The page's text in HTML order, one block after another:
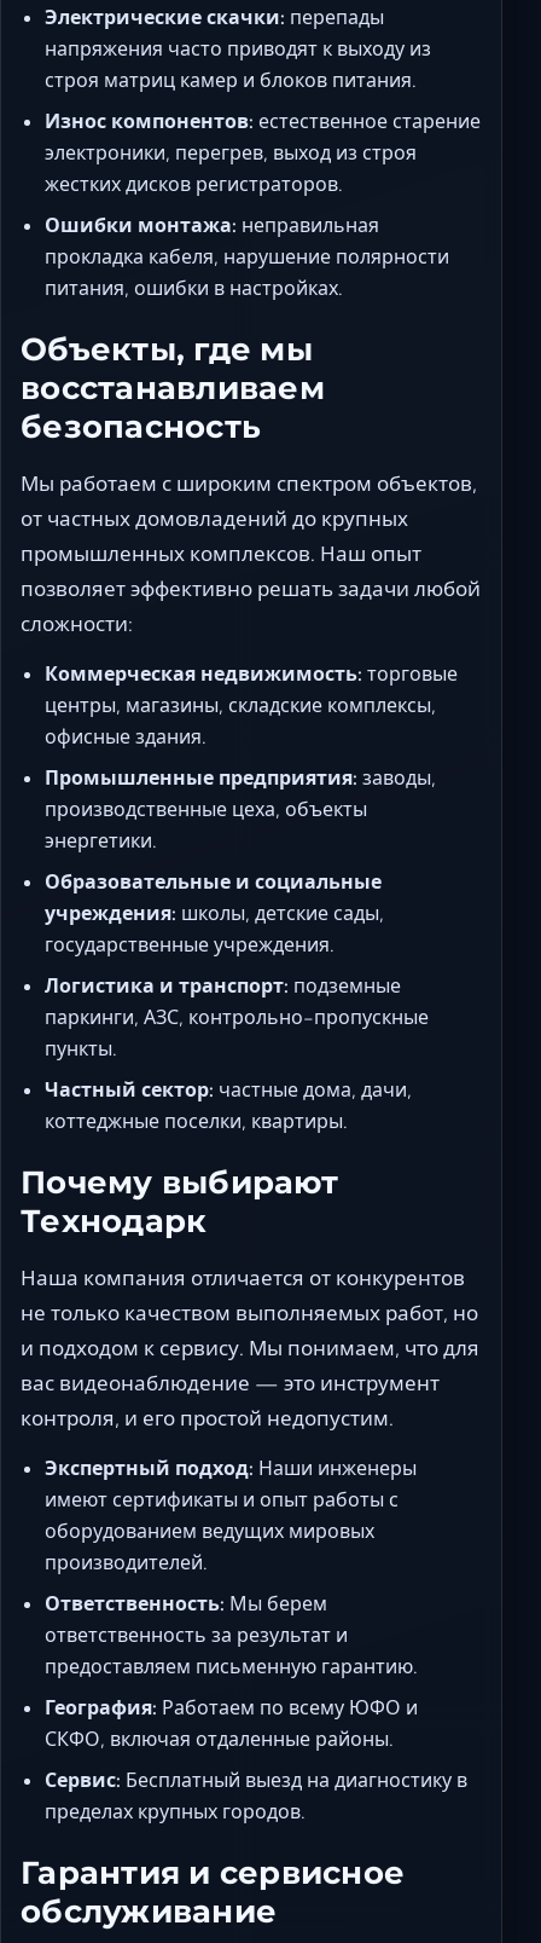
Электрические скачки: перепады
напряжения часто приводят к выходу из
строя матриц камер и блоков питания.
Износ компонентов: естественное старение
электроники, перегрев, выход из строя
жестких дисков регистраторов.
Ошибки монтажа: неправильная
прокладка кабеля, нарушение полярности
питания, ошибки в настройках.
Объекты, где мы
восстанавливаем
безопасность
Мы работаем с широким спектром объектов,
от частных домовладений до крупных
промышленных комплексов. Наш опыт
позволяет эффективно решать задачи любой
сложности:
Коммерческая недвижимость: торговые
центры, магазины, складские комплексы,
офисные здания.
Промышленные предприятия: заводы,
производственные цеха, объекты
энергетики.
Образовательные и социальные
учреждения: школы, детские сады,
государственные учреждения.
Логистика и транспорт: подземные
паркинги, АЗС, контрольно-пропускные
пункты.
Частный сектор: частные дома, дачи,
коттеджные поселки, квартиры.
Почему выбирают
Технодарк
Наша компания отличается от конкурентов
не только качеством выполняемых работ, но
и подходом к сервису. Мы понимаем, что для
вас видеонаблюдение — это инструмент
контроля, и его простой недопустим.
Экспертный подход: Наши инженеры
имеют сертификаты и опыт работы с
оборудованием ведущих мировых
производителей.
Ответственность: Мы берем
ответственность за результат и
предоставляем письменную гарантию.
География: Работаем по всему ЮФО и
СКФО, включая отдаленные районы.
Сервис: Бесплатный выезд на диагностику в
пределах крупных городов.
Гарантия и сервисное
обслуживание